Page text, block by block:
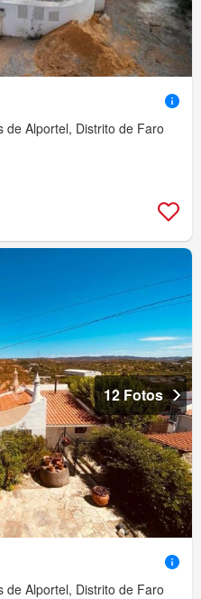
de Alportel, Distrito de Faro
12 Fotos
de Alportel, Distrito de Faro